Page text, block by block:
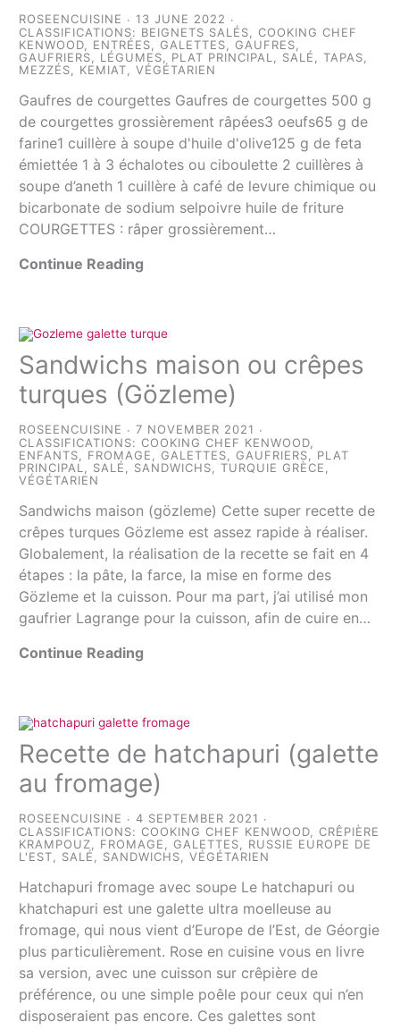
ROSEENCUISINE
13 JUNE 2022
CLASSIFICATIONS: BEIGNETS SALÉS ,COOKING CHEF
KENWOOD
ENTRÉES ,GALETTES ,GAUFRES
GAUFRIERS
LÉGUMES PLAT PRINCIPAL SALÉ ,TAPAS,
MEZZÉS, KEMIAT ,VÉGÉTARIEN
Gaufres de courgettes Gaufres de courgettes 500 g
de courgettes grossièrement râpées3 oeufs65 g de
farine1 cuillère à soupe d'huile d'olive125 g de feta
émiettée 1 à 3 échalotes ou ciboulette 2 cuillères à
soupe d’aneth 1 cuillère à café de levure chimique ou
bicarbonate de sodium selpoivre huile de friture
COURGETTES : râper grossièrement…
Continue Reading
Sandwichs maison ou crêpes
turques (Gözleme)
ROSEENCUISINE
7 NOVEMBER 2021
CLASSIFICATIONS:COOKING CHEF KENWOOD
ENFANTS
FROMAGE ,GALETTES ,GAUFRIERS
PLAT
PRINCIPAL
SALÉ SANDWICHS ,TURQUIE GRÈCE
VÉGÉTARIEN
Sandwichs maison (gözleme) Cette super recette de
crêpes turques Gözleme est assez rapide à réaliser.
Globalement, la réalisation de la recette se fait en 4
étapes : la pâte, la farce, la mise en forme des
Gözleme et la cuisson. Pour ma part, j’ai utilisé mon
gaufrier Lagrange pour la cuisson, afin de cuire en…
Continue Reading
Recette de hatchapuri (galette
au fromage)
ROSEENCUISINE
4 SEPTEMBER 2021
CLASSIFICATIONS:COOKING CHEF KENWOOD,CRÊPIÈRE
KRAMPOUZ, FROMAGE,GALETTES, RUSSIE EUROPE DE
L'EST, SALÉ, SANDWICHS,VÉGÉTARIEN
Hatchapuri fromage avec soupe Le hatchapuri ou
khatchapuri est une galette ultra moelleuse au
fromage, qui nous vient d’Europe de l’Est, de Géorgie
plus particulièrement. Rose en cuisine vous en livre
sa version, avec une cuisson sur crêpière de
préférence, ou une simple poêle pour ceux qui n’en
disposeraient pas encore. Ces galettes sont